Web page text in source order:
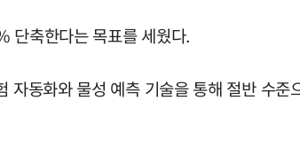
단축한다는 목표를 세웠다.
동화와 물성 예측 기술을 통해 절반 수준